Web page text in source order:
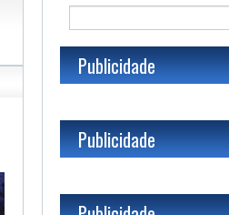
Publicidade
Publicidade